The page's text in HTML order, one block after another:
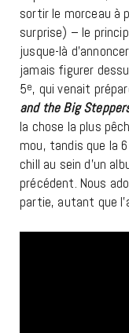
sortir le morceau à
surprise) – le
jusque-là
jamais figurer
5e, qui venait
and the Big
la chose la plus
mou, tandis que la
chill au sein d’un
précédent. Nous
partie, autant que